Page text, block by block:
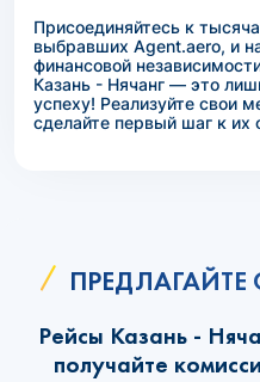
Присоединяйтесь к
выбравших Agent.aero, и
финансовой
Казань - Нячанг — это
успеху! Реализуйте свои
сделайте первый шаг к их
Рейсы Казань -
получайте